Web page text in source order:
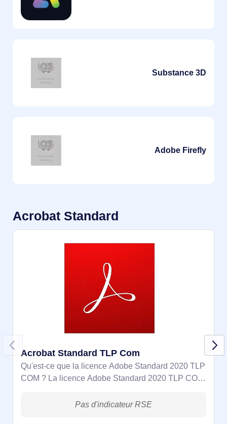
Substance 3D
Adobe Firefly
Acrobat Standard
Acrobat Standard TLP Com
Qu'est-ce que la licence Adobe Standard 2020 TLP
COM ? La licence Adobe Standard 2020 TLP COM
entreprises. Ce programme de licence perpétuelle